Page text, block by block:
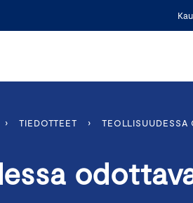
› TIEDOTTEET › TEOLLISUUDESSA